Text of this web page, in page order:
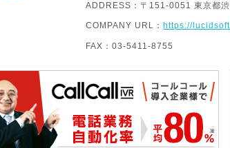
ADDRESS：〒151-0051 東京都
COMPANY URL： https://
FAX：03-5411-8755